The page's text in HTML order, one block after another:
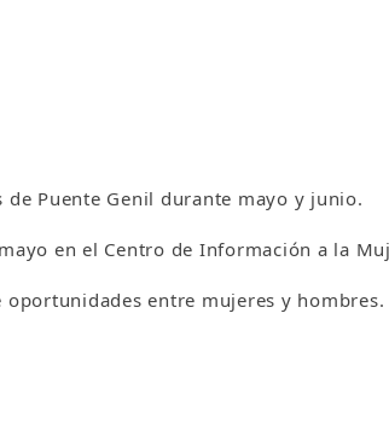
de Puente Genil durante mayo y junio.
en el Centro de Información a la
entre mujeres y hombres.